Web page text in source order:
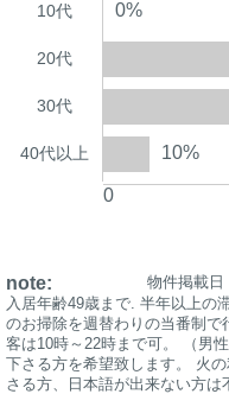
10代 0%
20代
30代
40代以上 10%
0
note: 物件掲載日
入居年齢49歳まで. 半年以上の
のお掃除を週替わりの当番制
客は10時～22時まで可。 （男
下さる方を希望致します。 火
さる方、日本語が出来ない方は